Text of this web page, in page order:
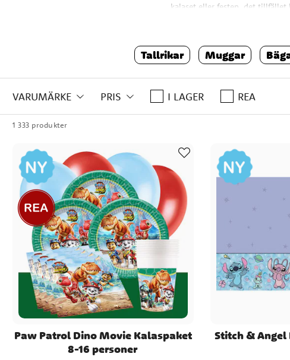
kalaset eller festen, det tillfället
dukningstillbehör i många olika
Är det kalasdukning som står
och ungdomar idag. Här hittar
babyshowers, dop, gender
kan hitta något som passar
Ta sedan tillfället i akt att titta
Tallrikar Muggar
VARUMÄRKE PRIS I LAGER REA
1 333 produkter
Paw Patrol Dino Movie Kalaspaket
8-16 personer
Stitch & Angel